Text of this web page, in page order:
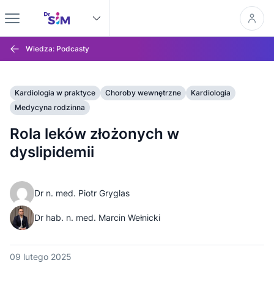
Wiedza: Podcasty
Kardiologia w praktyce Choroby wewnętrzne
Kardiologia
Medycyna rodzinna
Rola leków złożonych w
dyslipidemii
Dr n. med. Piotr Gryglas
Dr hab. n. med. Marcin Wełnicki
09 lutego 2025